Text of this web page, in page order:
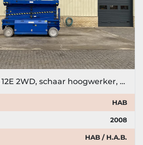
2008 HAB S152 12E 2WD, schaar hoogwerker, 15,2 meter
HAB
2008
HAB / H.A.B.